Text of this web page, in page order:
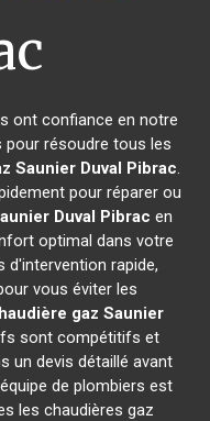
ont confiance en notre
pour résoudre tous les
Saunier Duval Pibrac.
pour réparer ou
Duval Pibrac en
optimal dans votre
rapide,
vous éviter les
gaz Saunier
sont compétitifs et
un devis détaillé avant
de plombiers est
les chaudières gaz